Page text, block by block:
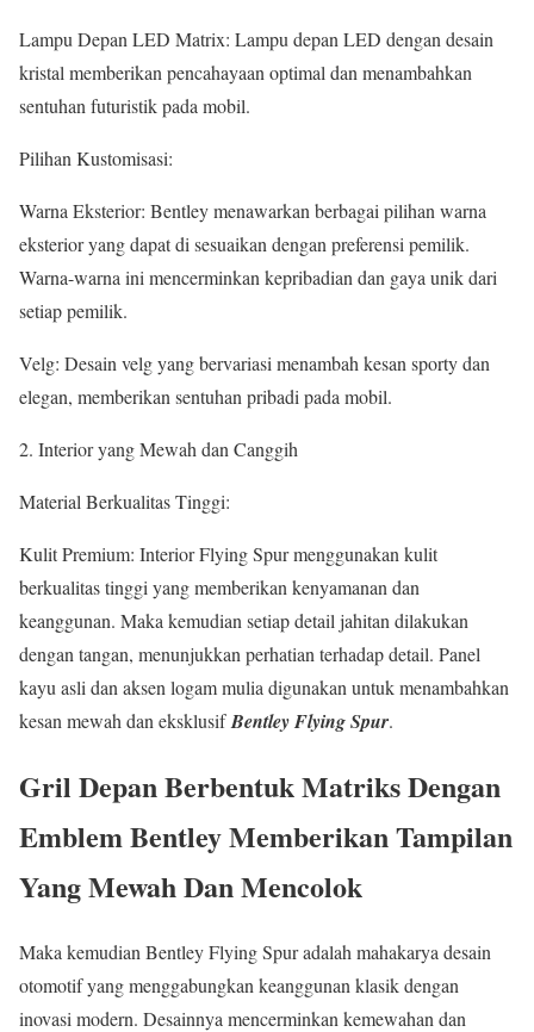
Lampu Depan LED Matrix: Lampu depan LED dengan desain
kristal memberikan pencahayaan optimal dan menambahkan
sentuhan futuristik pada mobil.
Pilihan Kustomisasi:
Warna Eksterior: Bentley menawarkan berbagai pilihan warna
eksterior yang dapat di sesuaikan dengan preferensi pemilik.
Warna-warna ini mencerminkan kepribadian dan gaya unik dari
setiap pemilik.
Velg: Desain velg yang bervariasi menambah kesan sporty dan
elegan, memberikan sentuhan pribadi pada mobil.
2. Interior yang Mewah dan Canggih
Material Berkualitas Tinggi:
Kulit Premium: Interior Flying Spur menggunakan kulit
berkualitas tinggi yang memberikan kenyamanan dan
keanggunan. Maka kemudian setiap detail jahitan dilakukan
dengan tangan, menunjukkan perhatian terhadap detail. Panel
kayu asli dan aksen logam mulia digunakan untuk menambahkan
kesan mewah dan eksklusifBentley Flying Spur.
Gril Depan Berbentuk Matriks Dengan
Emblem Bentley Memberikan Tampilan
Yang Mewah Dan Mencolok
Maka kemudian Bentley Flying Spur adalah mahakarya desain
otomotif yang menggabungkan keanggunan klasik dengan
inovasi modern. Desainnya mencerminkan kemewahan dan